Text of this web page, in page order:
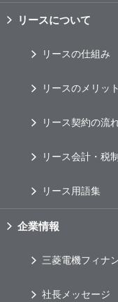
リースについて
リースの仕組み
リースのメリット
リース契約の流
リース会計・税制
リース用語集
企業情報
三菱電機フィナ
社長メッセージ